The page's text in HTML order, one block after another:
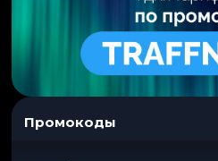
Промокоды